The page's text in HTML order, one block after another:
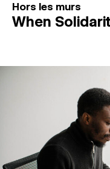
Hors les murs
When